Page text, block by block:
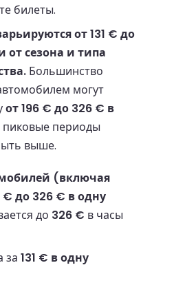
билеты.
от 131 € до
от сезона и типа
Большинство
могут
от 196 € до 326 € в
пиковые периоды
выше.
(включая
€ до 326 € в одну
до 326 € в часы
за 131 € в одну